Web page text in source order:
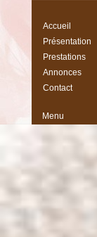
Accueil
Présentation
Prestations
Annonces
Contact
Menu